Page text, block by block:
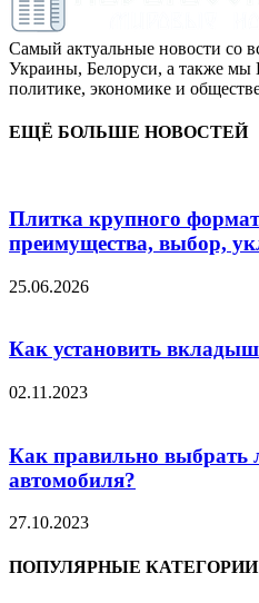
Самый актуальные новости со
Украины, Белоруси, а также мы
политике, экономике и
ЕЩЁ БОЛЬШЕ НОВОСТЕЙ
Плитка крупного
преимущества, выбор,
25.06.2026
Как установить вкладыш
02.11.2023
Как правильно выбрать
автомобиля?
27.10.2023
ПОПУЛЯРНЫЕ КАТЕГОРИИ